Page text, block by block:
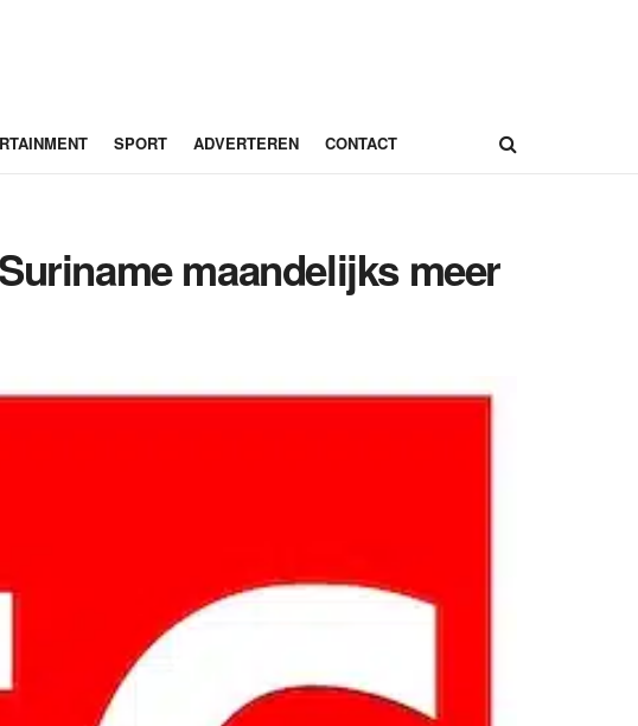
SPORT ADVERTEREN CONTACT
maandelijks meer